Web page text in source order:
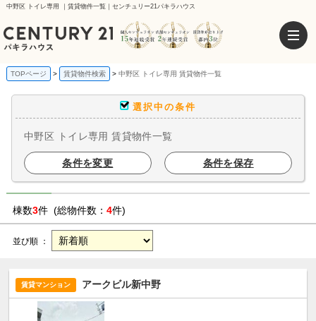
中野区 トイレ専用 ｜賃貸物件一覧｜センチュリー21パキラハウス
TOPページ 賃貸物件検索 中野区 トイレ専用 賃貸物件一覧
選択中の条件
中野区 トイレ専用 賃貸物件一覧
条件を変更 条件を保存
棟数3件 (総物件数： 4件)
並び順 ：
賃貸マンション アークビル新中野